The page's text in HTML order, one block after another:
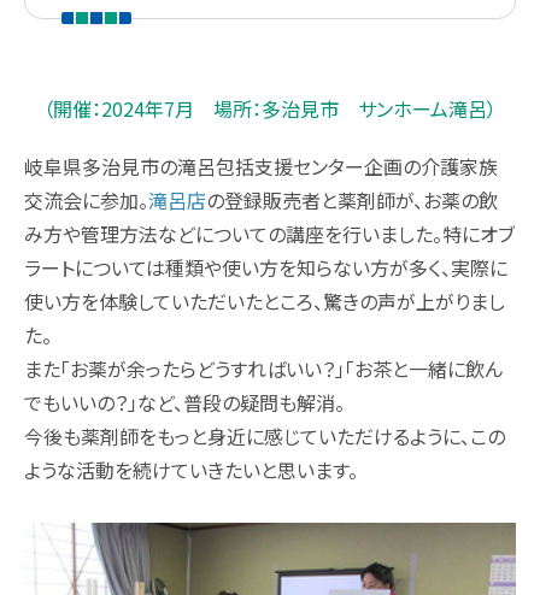
（開催：2024年7月 場所：多治見市 サンホーム滝呂）
岐阜県多治見市の滝呂包括支援センター企画の介護家族
交流会に参加。滝呂店の登録販売者と薬剤師が、お薬の飲
み方や管理方法などについての講座を行いました。特にオブ
ラートについては種類や使い方を知らない方が多く、実際に
使い方を体験していただいたところ、驚きの声が上がりまし
た。
また「お薬が余ったらどうすればいい？」「お茶と一緒に飲ん
でもいいの？」など、普段の疑問も解消。
今後も薬剤師をもっと身近に感じていただけるように、この
ような活動を続けていきたいと思います。